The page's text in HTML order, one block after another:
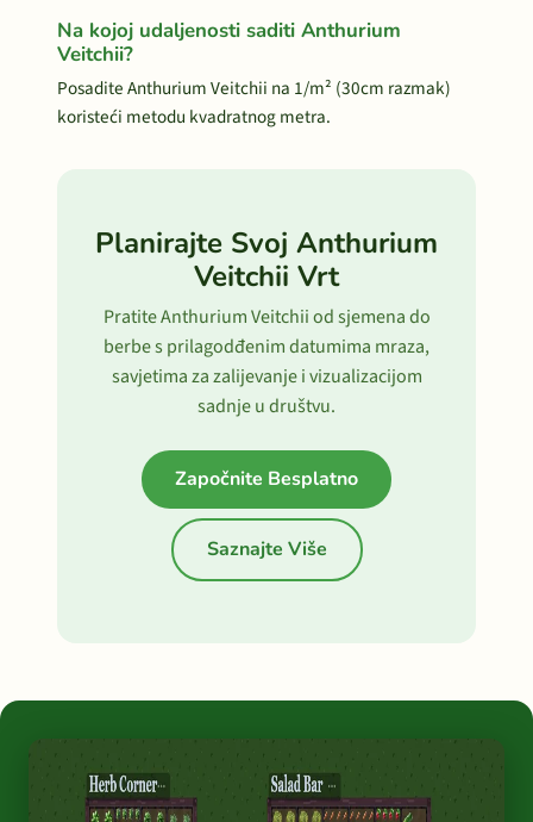
Na kojoj udaljenosti saditi Anthurium
Veitchii?
Posadite Anthurium Veitchii na 1/m² (30cm razmak)
koristeći metodu kvadratnog metra.
Planirajte Svoj Anthurium
Veitchii Vrt
Pratite Anthurium Veitchii od sjemena do
berbe s prilagodđenim datumima mraza,
savjetima za zalijevanje i vizualizacijom
sadnje u društvu.
Započnite Besplatno
Saznajte Više